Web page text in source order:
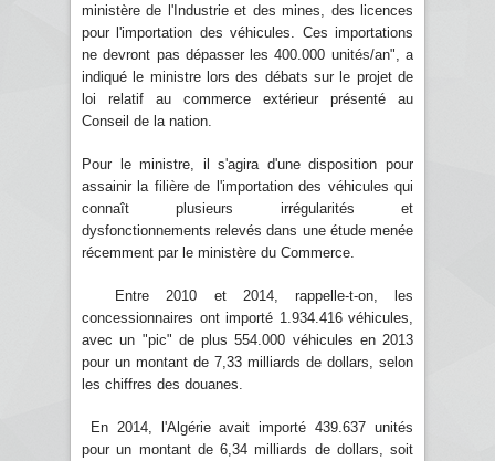
ministère de l'Industrie et des mines, des licences
pour l'importation des véhicules. Ces importations
ne devront pas dépasser les 400.000 unités/an", a
indiqué le ministre lors des débats sur le projet de
loi relatif au commerce extérieur présenté au
Conseil de la nation.
Pour le ministre, il s'agira d'une disposition pour
assainir la filière de l'importation des véhicules qui
connaît plusieurs irrégularités et
dysfonctionnements relevés dans une étude menée
récemment par le ministère du Commerce.
Entre 2010 et 2014, rappelle-t-on, les
concessionnaires ont importé 1.934.416 véhicules,
avec un "pic" de plus 554.000 véhicules en 2013
pour un montant de 7,33 milliards de dollars, selon
les chiffres des douanes.
En 2014, l'Algérie avait importé 439.637 unités
pour un montant de 6,34 milliards de dollars, soit